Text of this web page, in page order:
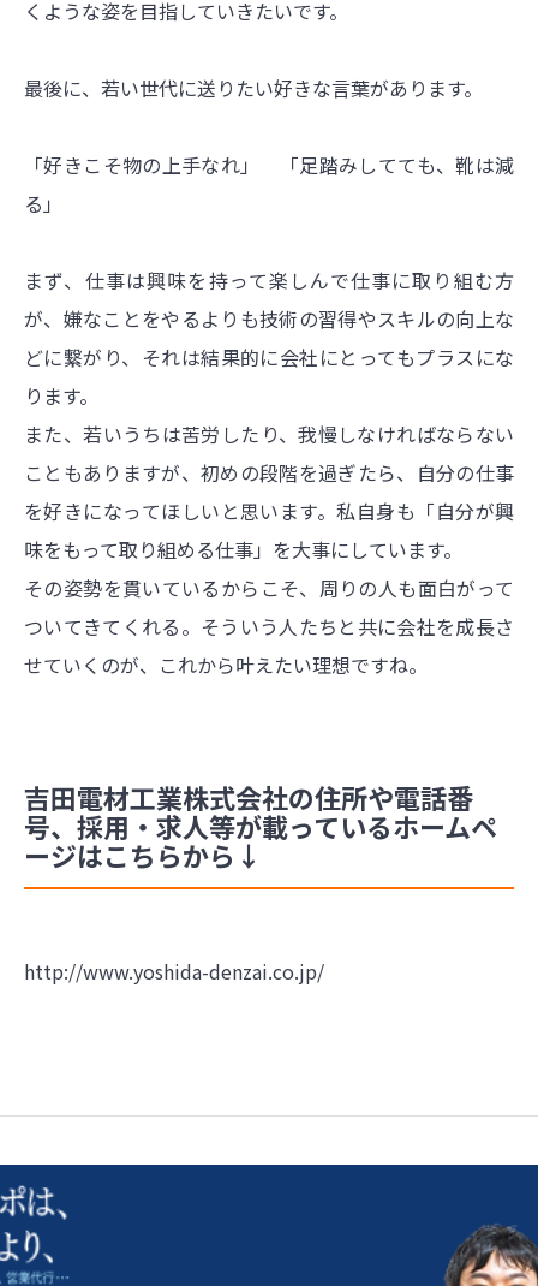
くような姿を目指していきたいです。
最後に、若い世代に送りたい好きな言葉があります。
「好きこそ物の上手なれ」 「足踏みしてても、靴は減
る」
まず、仕事は興味を持って楽しんで仕事に取り組む方
が、嫌なことをやるよりも技術の習得やスキルの向上な
どに繋がり、それは結果的に会社にとってもプラスにな
ります。
また、若いうちは苦労したり、我慢しなければならない
こともありますが、初めの段階を過ぎたら、自分の仕事
を好きになってほしいと思います。私自身も「自分が興
味をもって取り組める仕事」を大事にしています。
その姿勢を貫いているからこそ、周りの人も面白がって
ついてきてくれる。そういう人たちと共に会社を成長さ
せていくのが、これから叶えたい理想ですね。
吉田電材工業株式会社の住所や電話番
号、採用・求人等が載っているホームペ
ージはこちらから↓
http://www.yoshida-denzai.co.jp/